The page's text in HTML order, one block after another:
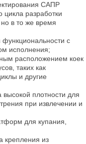
САПР
цикла разработки
но в то же время
с
исполнения;
расположением коек
таких как
и другие
высокой плотности для
при извлечении и
для купания,
крепления из